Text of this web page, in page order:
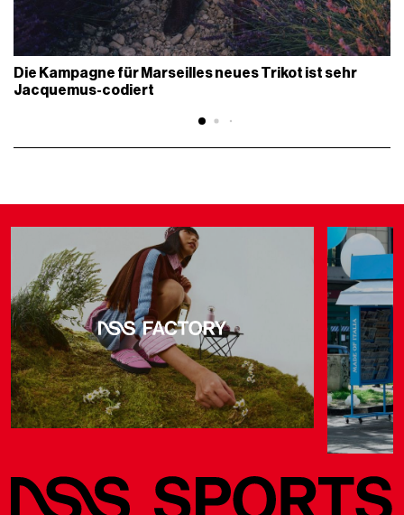
Die Kampagne für Marseilles neues Trikot ist sehr
Jacquemus-codiert